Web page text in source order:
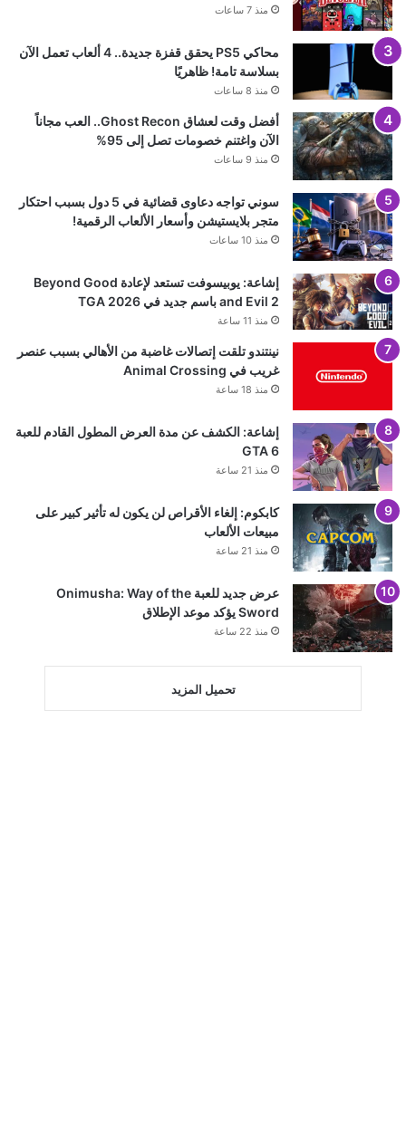
منذ 7 ساعات
محاكي PS5 يحقق قفزة جديدة.. 4 ألعاب تعمل الآن
بسلاسة تامة! ظاهريًا
منذ 8 ساعات
أفضل وقت لعشاق Ghost Recon.. العب مجاناً
الآن واغتنم خصومات تصل إلى 95%
منذ 9 ساعات
سوني تواجه دعاوى قضائية في 5 دول بسبب احتكار
متجر بلايستيشن وأسعار الألعاب الرقمية!
منذ 10 ساعات
إشاعة: يوبيسوفت تستعد لإعادة Beyond Good
and Evil 2 باسم جديد في TGA 2026
منذ 11 ساعة
نينتندو تلقت إتصالات غاضبة من الأهالي بسبب عنصر
غريب في Animal Crossing
منذ 18 ساعة
إشاعة: الكشف عن مدة العرض المطول القادم للعبة
GTA 6
منذ 21 ساعة
كابكوم: إلغاء الأقراص لن يكون له تأثير كبير على
مبيعات الألعاب
منذ 21 ساعة
عرض جديد للعبة Onimusha: Way of the
Sword يؤكد موعد الإطلاق
منذ 22 ساعة
تحميل المزيد